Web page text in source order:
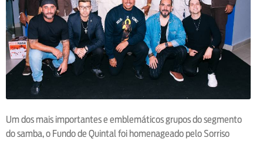
Um dos mais importantes e emblemáticos grupos do segmento
do samba, o Fundo de Quintal foi homenageado pelo Sorriso